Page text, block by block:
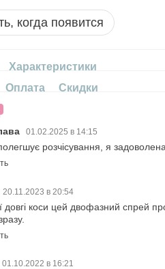
когда появится
Характеристики
Оплата
Скидки
01.02.2025 в 14:15
розчісування, я
20.11.2023 в 20:54
довгі коси цей двофазний спрей
01.10.2022 в 16:21